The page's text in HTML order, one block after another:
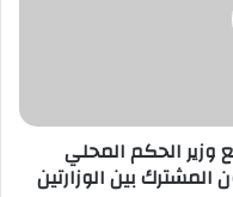
وزير الحكم المحلي
المشترك بين الوزارتين